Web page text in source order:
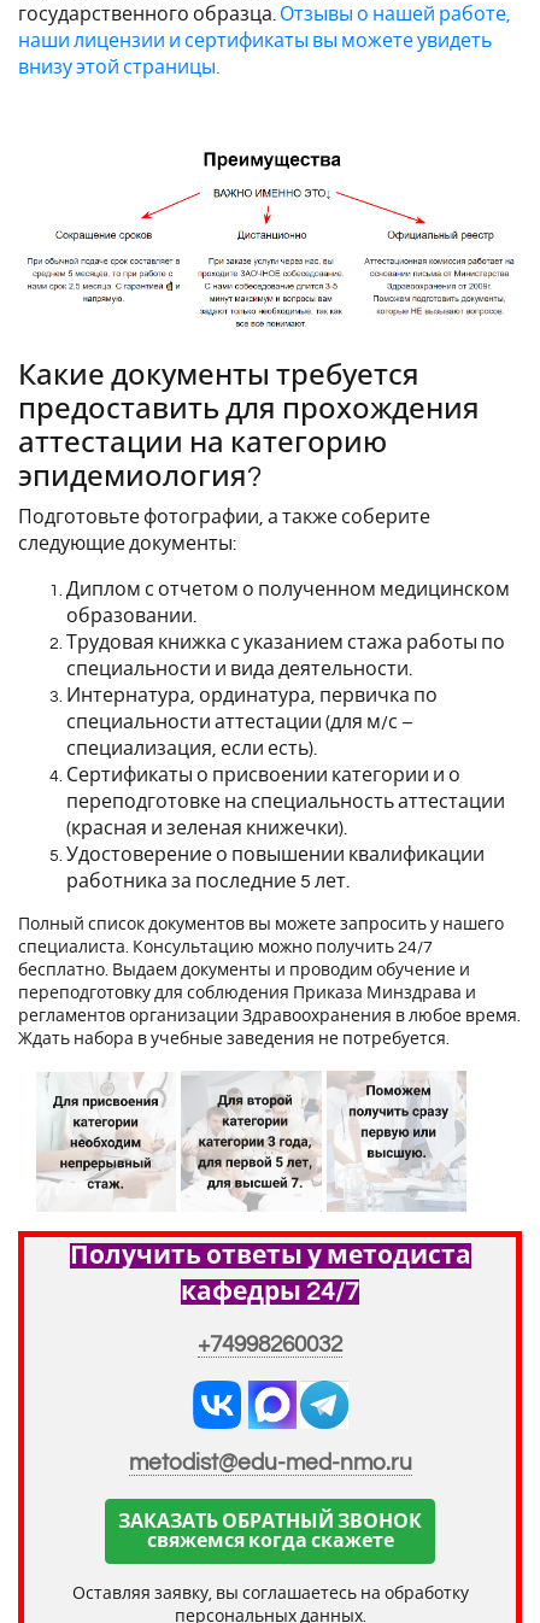
государственного образца. Отзывы о нашей работе,
наши лицензии и сертификаты вы можете увидеть
внизу этой страницы.
Какие документы требуется
предоставить для прохождения
аттестации на категорию
эпидемиология?
Подготовьте фотографии, а также соберите
следующие документы:
Диплом с отчетом о полученном медицинском
образовании.
Трудовая книжка с указанием стажа работы по
специальности и вида деятельности.
Интернатура, ординатура, первичка по
специальности аттестации (для м/с –
специализация, если есть).
Сертификаты о присвоении категории и о
переподготовке на специальность аттестации
(красная и зеленая книжечки).
Удостоверение о повышении квалификации
работника за последние 5 лет.
Полный список документов вы можете запросить у нашего
специалиста. Консультацию можно получить 24/7
бесплатно. Выдаем документы и проводим обучение и
переподготовку для соблюдения Приказа Минздрава и
регламентов организации Здравоохранения в любое время.
Ждать набора в учебные заведения не потребуется.
Получить ответы у методиста
кафедры 24/7
+74998260032
metodist@edu-med-nmo.ru
ЗАКАЗАТЬ ОБРАТНЫЙ ЗВОНОК
свяжемся когда скажете
Оставляя заявку, вы соглашаетесь на обработку
персональных данных.